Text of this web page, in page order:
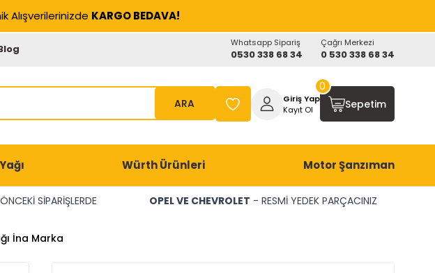
Alışverilerinizde KARGO BEDAVA!
Whatsapp Sipariş
0530 338 68 34
Çağrı Merkezi
0 530 338 68 34
ARA
Giriş Yap
Kayıt Ol
Sepetim
0
Würth Ürünleri Motor Şanzıman
SİPARİŞLERDE OPEL VE CHEVROLET - RESMİ YEDEK PARÇACINIZ
İna Marka